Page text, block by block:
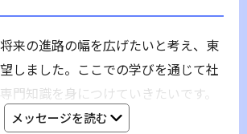
来の進路の幅を広げたいと考え、東
しました。ここでの学びを通じて社
門知識を身につけていきたいです。